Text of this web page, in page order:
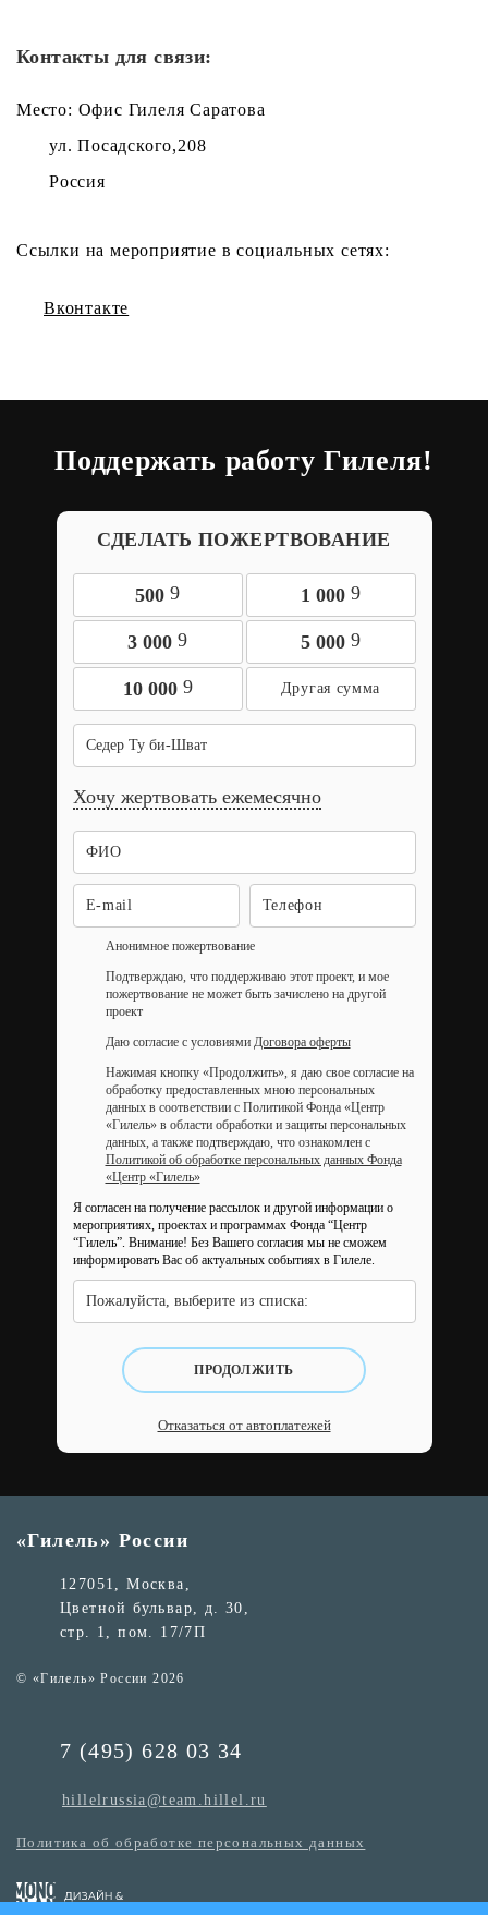
Контакты для связи:
Место: Офис Гилеля Саратова
ул. Посадского,208
Россия
Ссылки на мероприятие в социальных сетях:
Вконтакте
Поддержать работу Гилеля!
СДЕЛАТЬ ПОЖЕРТВОВАНИЕ
500 9 1 000 9
3 000 9 5 000 9
10 000 9
Седер Ту би-Шват
Хочу жертвовать ежемесячно
Анонимное пожертвование
Подтверждаю, что поддерживаю этот проект, и мое
пожертвование не может быть зачислено на другой
проект
Даю согласие с условиями Договора оферты
Нажимая кнопку «Продолжить», я даю свое согласие на
обработку предоставленных мною персональных
данных в соответствии с Политикой Фонда «Центр
«Гилель» в области обработки и защиты персональных
данных, а также подтверждаю, что ознакомлен с
Политикой об обработке персональных данных Фонда
«Центр «Гилель»
Я согласен на получение рассылок и другой информации о
мероприятиях, проектах и программах Фонда “Центр
“Гилель”. Внимание! Без Вашего согласия мы не сможем
информировать Вас об актуальных событиях в Гилеле.
Пожалуйста, выберите из списка:
ПРОДОЛЖИТЬ
Отказаться от автоплатежей
«Гилель» России
127051, Москва,
Цветной бульвар, д. 30,
стр. 1, пом. 17/7П
© «Гилель» России 2026
7 (495) 628 03 34
hillelrussia@team.hillel.ru
Политика об обработке персональных данных